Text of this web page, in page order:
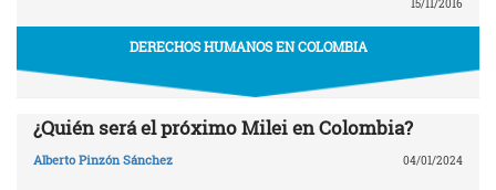
15/11/2016
DERECHOS HUMANOS EN COLOMBIA
¿Quién será el próximo Milei en Colombia?
Alberto Pinzón Sánchez 04/01/2024